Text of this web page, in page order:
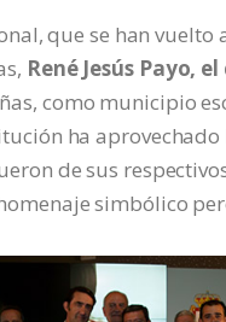
que se han
René Jesús Payo,
como municipio
ha
de sus
simbólico